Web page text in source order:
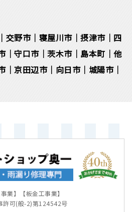
交野市｜寝屋川市｜摂津市｜四
｜守口市｜茨木市｜島本町｜他
｜京田辺市｜向日市｜城陽市｜
事業】【板金工事業】
許可(般-2)第124542号